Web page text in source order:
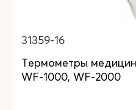
31359-16
Термометры
WF-1000, WF-2000